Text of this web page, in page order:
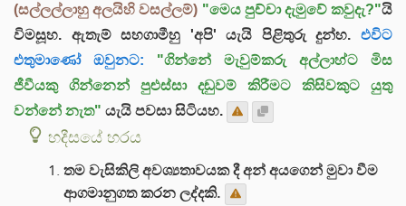
(සල්ලල්ලාහු අලයිහි වසල්ලම්) "මෙය පුච්චා දැමුවේ කවුදැ?"යි
විමසූහ. ඇතැම් සහගාමීහු 'අපි' යැයි පිළිතුරු දුන්හ. එවිට
එතුමාණෝ ඔවුනට:
"ගින්නේ මැවුම්කරු අල්ලාහ්ට මිස
ජීවීයකු ගින්නෙන් පුළුස්සා දඬුවම් කිරීමට කිසිවකුට යුතු
වන්නේ නැත" යැයි පවසා සිටියහ.
හදීසයේ හරය
තම වැසිකිලි අවශ්‍යතාවයක දී අන් අයගෙන් මුවා වීම
ආගමානුගත කරන ලද්දකි.